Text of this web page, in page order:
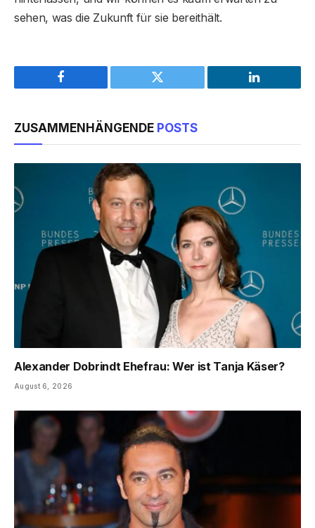
sehen, was die Zukunft für sie bereithält.
Facebook Twitter LinkedIn
ZUSAMMENHÄNGENDE POSTS
Alexander Dobrindt Ehefrau: Wer ist Tanja Käser?
August 6, 2026